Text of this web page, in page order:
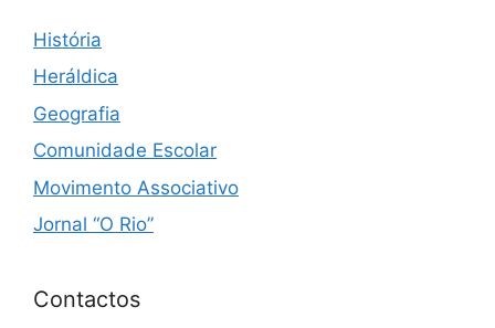
História
Heráldica
Geografia
Comunidade Escolar
Movimento Associativo
Jornal “O Rio”
Contactos